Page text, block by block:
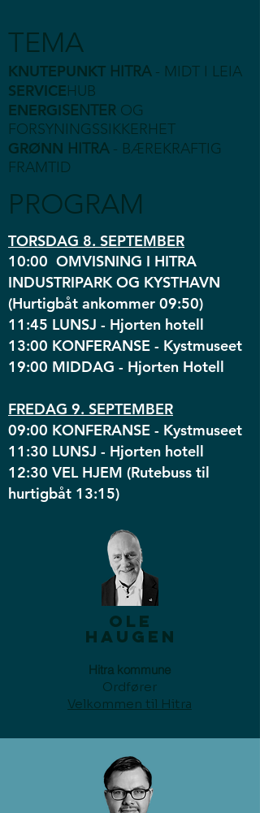
TEMA
KNUTEPUNKT HITRA - MIDT I LEIA
SERVICEHUB
ENERGISENTER OG
FORSYNINGSSIKKERHET
GRØNN HITRA - BÆREKRAFTIG
FRAMTID
PROGRAM
TORSDAG 8. SEPTEMBER
10:00 OMVISNING I HITRA
INDUSTRIPARK OG KYSTHAVN
(Hurtigbåt ankommer 09:50)
11:45 LUNSJ - Hjorten hotell
13:00 KONFERANSE - Kystmuseet
19:00 MIDDAG - Hjorten Hotell
FREDAG 9. SEPTEMBER
09:00 KONFERANSE - Kystmuseet
11:30 LUNSJ - Hjorten hotell
12:30 VEL HJEM (Rutebuss til
hurtigbåt 13:15)
OLE
HAUGEN
Hitra kommune
Ordfører
Velkommen til Hitra